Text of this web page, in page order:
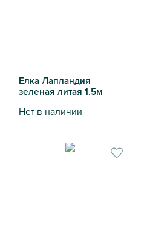
Елка Лапландия
зеленая литая 1.5м
Нет в наличии